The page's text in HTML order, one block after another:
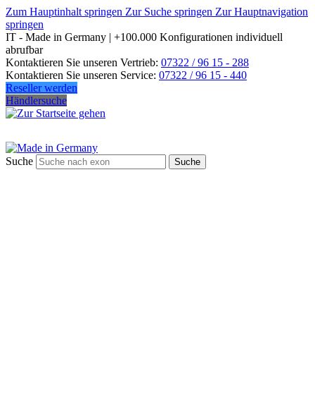
Zum Hauptinhalt springen Zur Suche springen Zur Hauptnavigation
springen
IT - Made in Germany | +100.000 Konfigurationen individuell
abrufbar
Kontaktieren Sie unseren Vertrieb: 07322 / 96 15 - 288
Kontaktieren Sie unseren Service: 07322 / 96 15 - 440
Reseller werden
Händlersuche
Suche Suche